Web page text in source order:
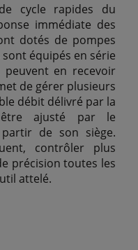
cycle rapides du
immédiate des
dotés de pompes
équipés en série
en recevoir
de gérer plusieurs
débit délivré par la
ajusté par le
de son siège.
contrôler plus
précision toutes les
attelé.